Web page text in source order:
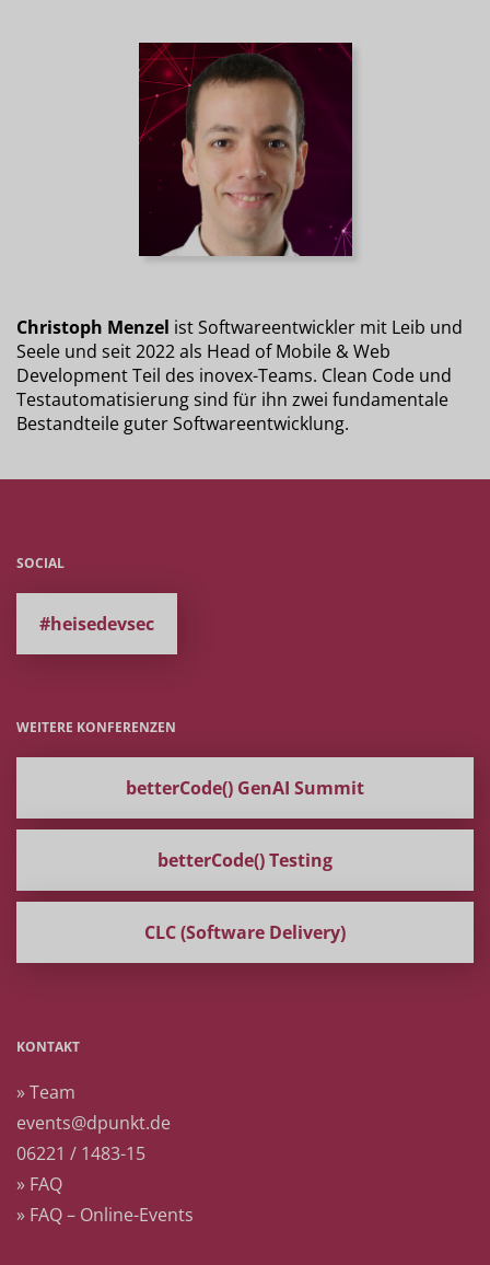
Christoph Menzel ist Softwareentwickler mit Leib und
Seele und seit 2022 als Head of Mobile & Web
Development Teil des inovex-Teams. Clean Code und
Testautomatisierung sind für ihn zwei fundamentale
Bestandteile guter Softwareentwicklung.
SOCIAL
#heisedevsec
WEITERE KONFERENZEN
betterCode() GenAI Summit
betterCode() Testing
CLC (Software Delivery)
KONTAKT
» Team
events@dpunkt.de
06221 / 1483-15
» FAQ
» FAQ – Online-Events